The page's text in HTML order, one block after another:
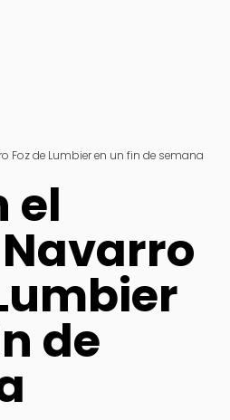
Foz de Lumbier en un fin de semana
el
de